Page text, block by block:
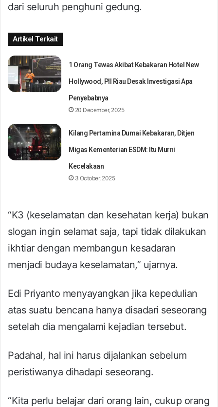
dari seluruh penghuni gedung.
Artikel Terkait
1 Orang Tewas Akibat Kebakaran Hotel New
Hollywood, PII Riau Desak Investigasi Apa
Penyebabnya
20 December, 2025
Kilang Pertamina Dumai Kebakaran, Ditjen
Migas Kementerian ESDM: Itu Murni
Kecelakaan
3 October, 2025
“K3 (keselamatan dan kesehatan kerja) bukan
slogan ingin selamat saja, tapi tidak dilakukan
ikhtiar dengan membangun kesadaran
menjadi budaya keselamatan,” ujarnya.
Edi Priyanto menyayangkan jika kepedulian
atas suatu bencana hanya disadari seseorang
setelah dia mengalami kejadian tersebut.
Padahal, hal ini harus dijalankan sebelum
peristiwanya dihadapi seseorang.
“Kita perlu belajar dari orang lain, cukup orang